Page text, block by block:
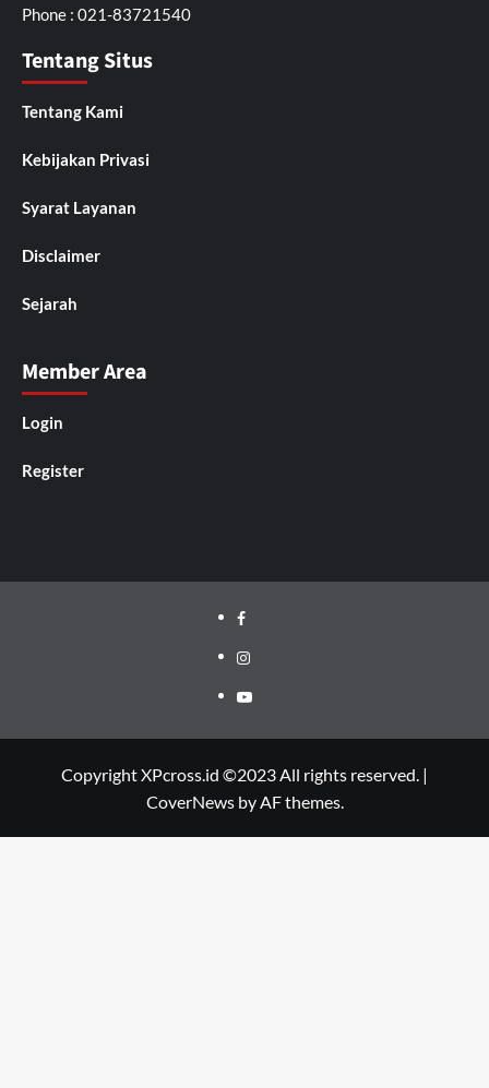
Phone : 021-83721540
Tentang Situs
Tentang Kami
Kebijakan Privasi
Syarat Layanan
Disclaimer
Sejarah
Member Area
Login
Register
Facebook
Instagram
YouTube
Copyright XPcross.id ©2023 All rights reserved. |
CoverNewsby AF themes.